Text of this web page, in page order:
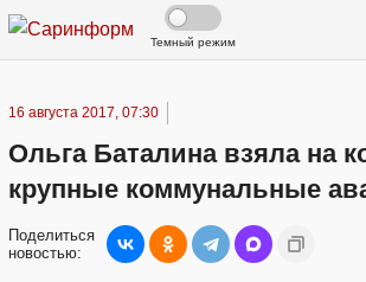
Темный режим
16 августа 2017, 07:30
Ольга Баталина взяла на
крупные коммунальные
Поделиться
новостью: